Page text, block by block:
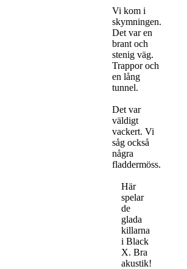
Vi kom i
skymningen.
Det var en
brant och
stenig väg.
Trappor och
en lång
tunnel.
Det var
väldigt
vackert. Vi
såg också
några
fladdermöss.
Här
spelar
de
glada
killarna
i Black
X. Bra
akustik!